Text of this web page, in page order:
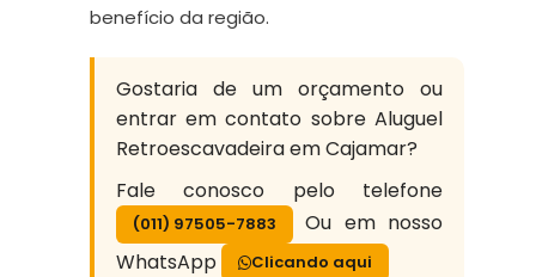
benefício da região.
Gostaria de um orçamento ou
entrar em contato sobre Aluguel
Retroescavadeira em Cajamar?
Fale conosco pelo telefone
(011) 97505-7883
Ou em nosso
WhatsApp
Clicando aqui